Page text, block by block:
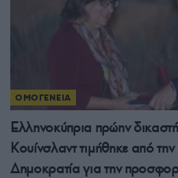
ΟΜΟΓΕΝΕΙΑ
Ελληνοκύπρια πρώην
Κουίνσλαντ τιμήθηκε από
Δημοκρατία για την